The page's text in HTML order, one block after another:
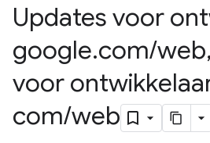
Updates voor
google.com/web,
voor
com/web